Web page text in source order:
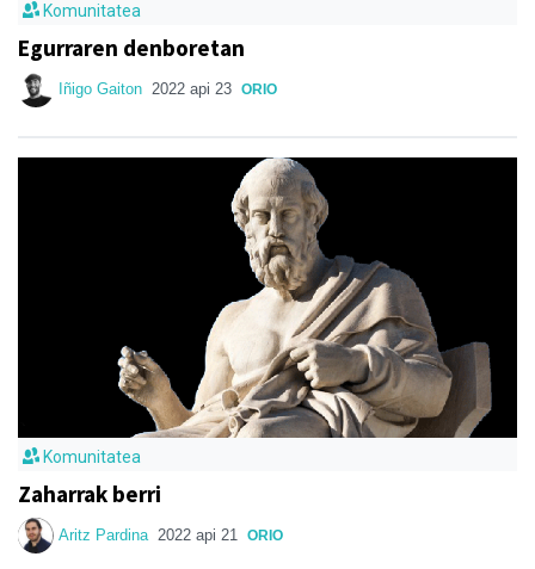
Komunitatea
Egurraren denboretan
Iñigo Gaiton 2022 api 23 ORIO
Komunitatea
Zaharrak berri
Aritz Pardina 2022 api 21 ORIO